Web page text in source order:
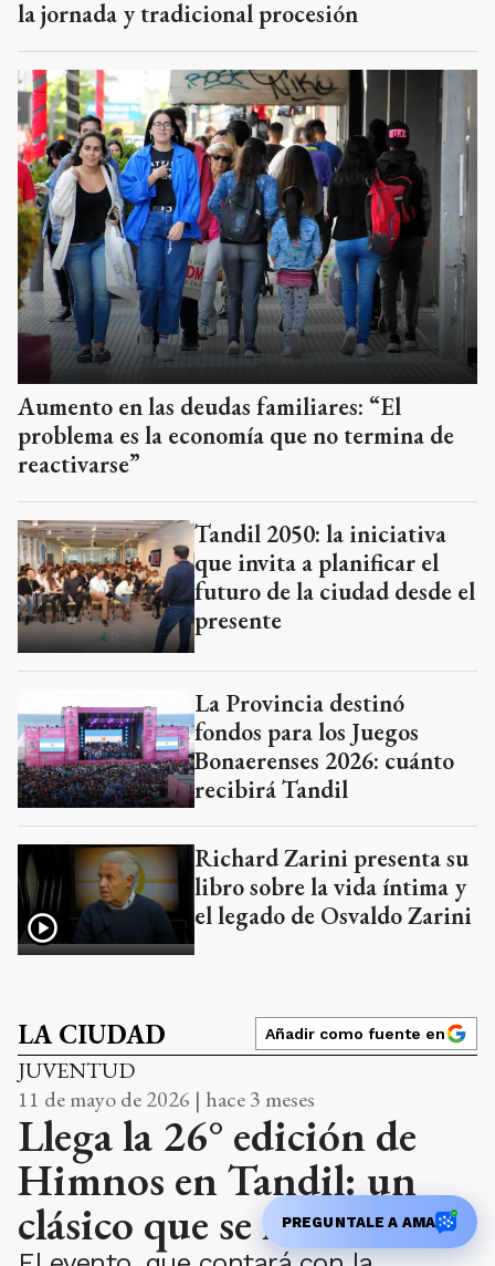
la jornada y tradicional procesión
Aumento en las deudas familiares: “El
problema es la economía que no termina de
reactivarse”
Tandil 2050: la iniciativa
que invita a planificar el
futuro de la ciudad desde el
presente
La Provincia destinó
fondos para los Juegos
Bonaerenses 2026: cuánto
recibirá Tandil
Richard Zarini presenta su
libro sobre la vida íntima y
el legado de Osvaldo Zarini
LA CIUDAD Añadir como fuente en
JUVENTUD
11 de mayo de 2026 | hace 3 meses
Llega la 26° edición de
Himnos en Tandil: un
clásico que se reinventa
PREGUNTALE A AMA